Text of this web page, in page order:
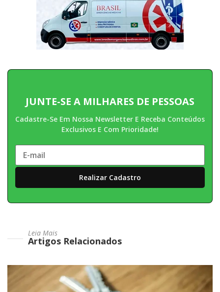
JUNTE-SE A MILHARES DE PESSOAS
Cadastre-Se Em Nossa Newsletter E Receba Conteúdos
Exclusivos E Com Prioridade!
Leia Mais
Artigos Relacionados